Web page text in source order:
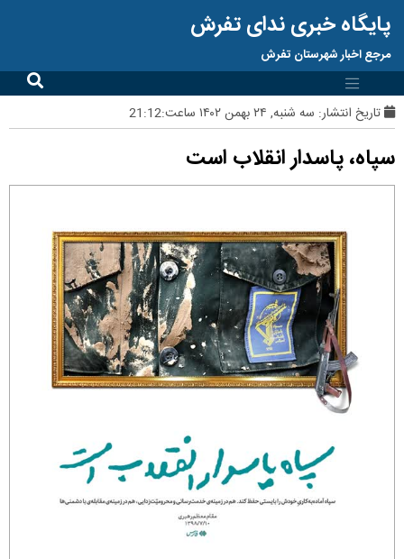
پایگاه خبری ندای تفرش
مرجع اخبار شهرستان تفرش
تاریخ انتشار: سه شنبه, ۲۴ بهمن ۱۴۰۲ ساعت:21:12
سپاه، پاسدار انقلاب است